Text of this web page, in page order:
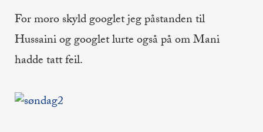
For moro skyld googlet jeg påstanden til
Hussaini og googlet lurte også på om Mani
hadde tatt feil.